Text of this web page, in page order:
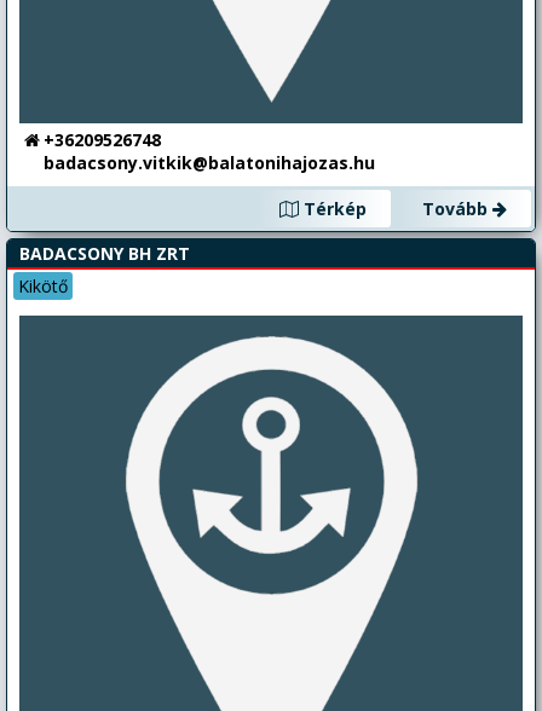
+36209526748
badacsony.vitkik@balatonihajozas.hu
Térkép
Tovább
BADACSONY BH ZRT
Kikötő